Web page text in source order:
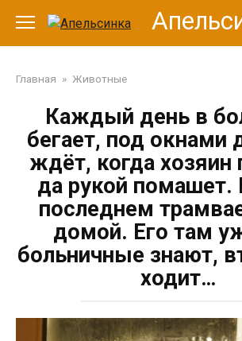
контенту
Главная » Животные
Каждый день в
бегает, под окнами
ждёт, когда хозяин
да рукой помашет.
последнем
домой. Его там
больничные знают,
ходит…